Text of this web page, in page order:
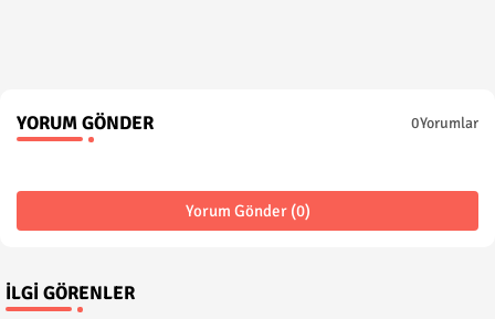
YORUM GÖNDER 0Yorumlar
Yorum Gönder (0)
İLGI GÖRENLER